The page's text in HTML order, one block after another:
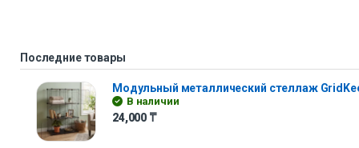
Последние товары
Модульный металлический стеллаж
В наличии
24,000 ₸